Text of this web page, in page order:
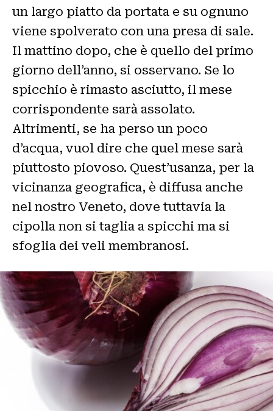
un largo piatto da portata e su ognuno
viene spolverato con una presa di sale.
Il mattino dopo, che è quello del primo
giorno dell’anno, si osservano. Se lo
spicchio è rimasto asciutto, il mese
corrispondente sarà assolato.
Altrimenti, se ha perso un poco
d’acqua, vuol dire che quel mese sarà
piuttosto piovoso. Quest’usanza, per la
vicinanza geografica, è diffusa anche
nel nostro Veneto, dove tuttavia la
cipolla non si taglia a spicchi ma si
sfoglia dei veli membranosi.